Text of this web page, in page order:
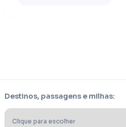
Destinos, passagens e milhas: